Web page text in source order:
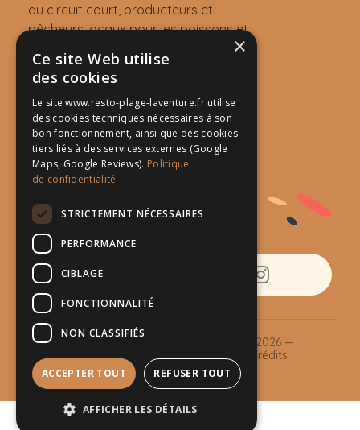
du circuit court, producteurs et
pêcheurs locaux pour les poissons et
Nous trouver
Plage Péno
Promenade Marius Coubomb
83320 Carqueiranne
Tél. :06 11 32 39 21
Ouvert 7j/7
Service midi & soir
Instagram
© Copyright Restaurant L'Aventure 2026 —
Carqueiranne ·
Mentions légales
Crédits
· RéalisationEyras Digital
×
Ce site Web utilise
des cookies
Le site www.resto-plage-laventure.fr utilise
des cookies techniques nécessaires à son
bon fonctionnement, ainsi que des cookies
tiers liés à des services externes (Google
Maps, Google Reviews). Politique
de confidentialité
STRICTEMENT NÉCESSAIRES
PERFORMANCE
CIBLAGE
FONCTIONNALITÉ
NON CLASSIFIÉS
ACCEPTER TOUT REFUSER TOUT
AFFICHER LES DÉTAILS